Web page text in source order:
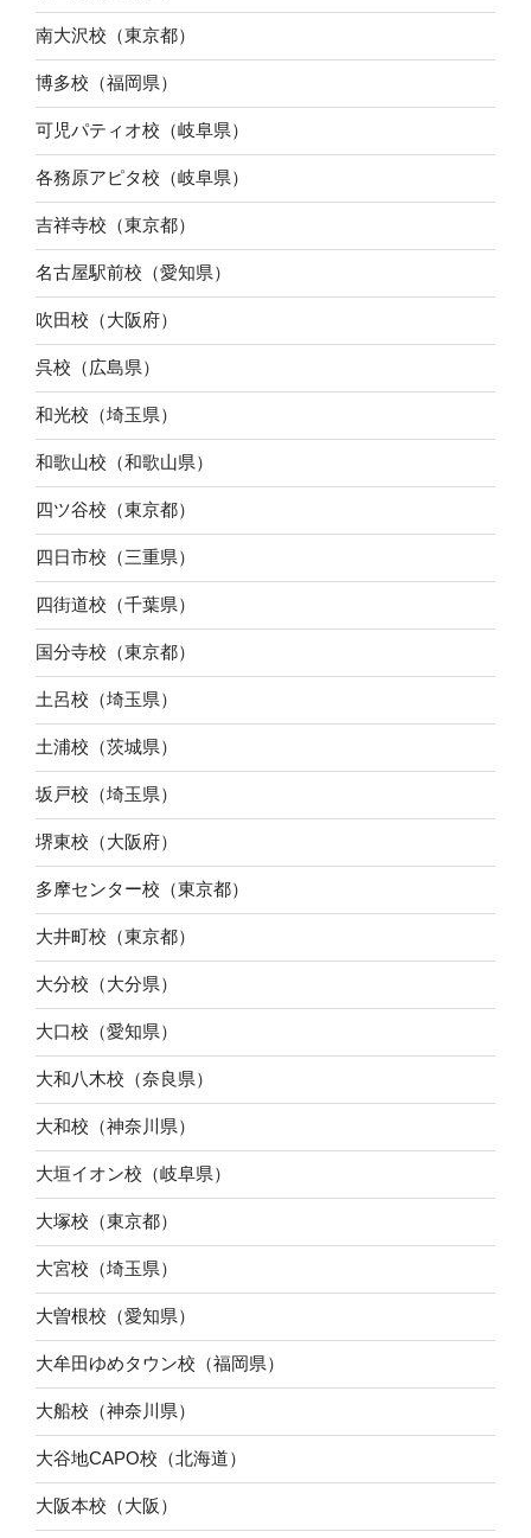
南大沢校（東京都）
博多校（福岡県）
可児パティオ校（岐阜県）
各務原アピタ校（岐阜県）
吉祥寺校（東京都）
名古屋駅前校（愛知県）
吹田校（大阪府）
呉校（広島県）
和光校（埼玉県）
和歌山校（和歌山県）
四ツ谷校（東京都）
四日市校（三重県）
四街道校（千葉県）
国分寺校（東京都）
土呂校（埼玉県）
土浦校（茨城県）
坂戸校（埼玉県）
堺東校（大阪府）
多摩センター校（東京都）
大井町校（東京都）
大分校（大分県）
大口校（愛知県）
大和八木校（奈良県）
大和校（神奈川県）
大垣イオン校（岐阜県）
大塚校（東京都）
大宮校（埼玉県）
大曽根校（愛知県）
大牟田ゆめタウン校（福岡県）
大船校（神奈川県）
大谷地CAPO校（北海道）
大阪本校（大阪）